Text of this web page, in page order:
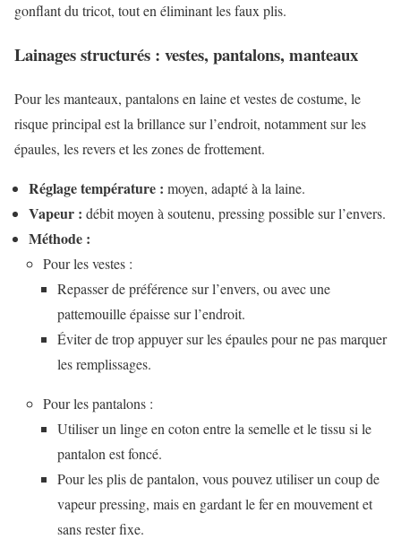
gonflant du tricot, tout en éliminant les faux plis.
Lainages structurés : vestes, pantalons, manteaux
Pour les manteaux, pantalons en laine et vestes de costume, le
risque principal est la brillance sur l’endroit, notamment sur les
épaules, les revers et les zones de frottement.
Réglage température : moyen, adapté à la laine.
Vapeur : débit moyen à soutenu, pressing possible sur l’envers.
Méthode :
Pour les vestes :
Repasser de préférence sur l’envers, ou avec une
pattemouille épaisse sur l’endroit.
Éviter de trop appuyer sur les épaules pour ne pas marquer
les remplissages.
Pour les pantalons :
Utiliser un linge en coton entre la semelle et le tissu si le
pantalon est foncé.
Pour les plis de pantalon, vous pouvez utiliser un coup de
vapeur pressing, mais en gardant le fer en mouvement et
sans rester fixe.